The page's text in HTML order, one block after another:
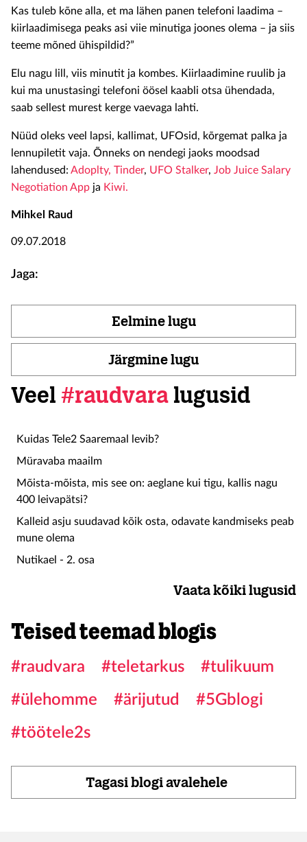
Kas tuleb kõne alla, et ma lähen panen telefoni laadima –
kiirlaadimisega peaks asi viie minutiga joones olema – ja siis
teeme mõned ühispildid?”
Elu nagu lill, viis minutit ja kombes. Kiirlaadimine ruulib ja
kui ma unustasingi telefoni öösel kaabli otsa ühendada,
saab sellest murest kerge vaevaga lahti.
Nüüd oleks veel lapsi, kallimat, UFOsid, kõrgemat palka ja
lennupiletit vaja. Õnneks on nendegi jaoks moodsad
lahendused: Adoplty, Tinder, UFO Stalker, Job Juice Salary
Negotiation App ja Kiwi.
Mihkel Raud
09.07.2018
Jaga:
Eelmine lugu
Järgmine lugu
Veel #raudvara lugusid
Kuidas Tele2 Saaremaal levib?
Müravaba maailm
Mõista-mõista, mis see on: aeglane kui tigu, kallis nagu
400 leivapätsi?
Kalleid asju suudavad kõik osta, odavate kandmiseks peab
mune olema
Nutikael - 2. osa
Vaata kõiki lugusid
Teised teemad blogis
#raudvara #teletarkus
#tulikuum
#ülehomme
#ärijutud
#5Gblogi
#töötele2s
Tagasi blogi avalehele